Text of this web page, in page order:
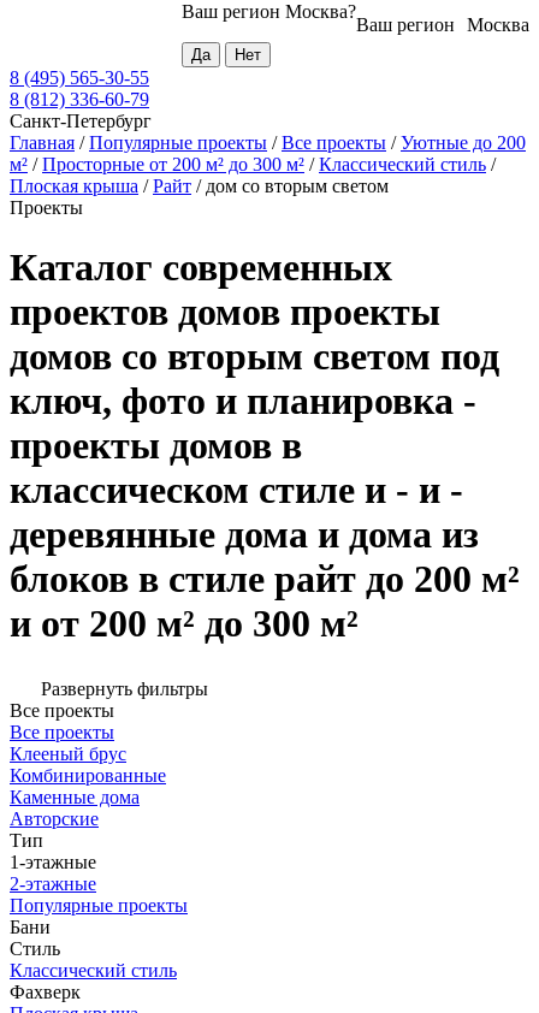
Москва
Ваш регион
Ваш регион Москва?
8 (495) 565-30-55
8 (812) 336-60-79
Санкт-Петербург
Главная /Популярные проекты /Все проекты /Уютные до 200
м² /Просторные от 200 м² до 300 м² /Классический стиль /
Плоская крыша /Райт / дом со вторым светом
Проекты
Каталог современных
проектов домов проекты
домов со вторым светом под
ключ, фото и планировка -
проекты домов в
классическом стиле и - и -
деревянные дома и дома из
блоков в стиле райт до 200 м²
и от 200 м² до 300 м²
Развернуть фильтры
Все проекты
Все проекты
Клееный брус
Комбинированные
Каменные дома
Авторские
Тип
1-этажные
2-этажные
Популярные проекты
Бани
Стиль
Классический стиль
Фахверк